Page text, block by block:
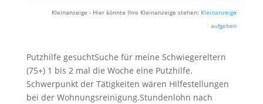
Kleinanzeige - Hier könnte Ihre Kleinanzeige stehen: Kleinanzeige
aufgeben
Putzhilfe gesuchtSuche für meine Schwiegereltern
(75+) 1 bis 2 mal die Woche eine Putzhilfe.
Schwerpunkt der Tätigkeiten wären Hilfestellungen
bei der Wohnungsreinigung.Stundenlohn nach